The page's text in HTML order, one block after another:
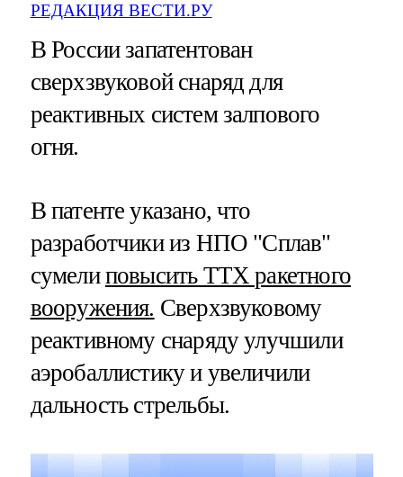
РЕДАКЦИЯ ВЕСТИ.РУ
В России запатентован
сверхзвуковой снаряд для
реактивных систем залпового
огня.
В патенте указано, что
разработчики из НПО "Сплав"
сумелиповысить ТТХ ракетного
вооружения. Сверхзвуковому
реактивному снаряду улучшили
аэробаллистику и увеличили
дальность стрельбы.